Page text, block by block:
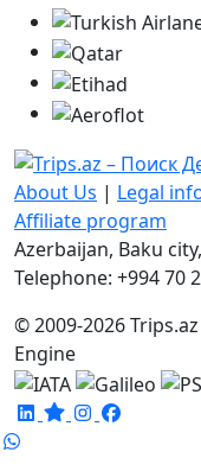
About Us | Legal
Affiliate program
Azerbaijan, Baku
Telephone: +994 70
© 2009-2026
Engine